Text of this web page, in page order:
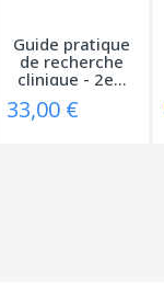
Guide pratique
de recherche
clinique - 2e...
33,00 €